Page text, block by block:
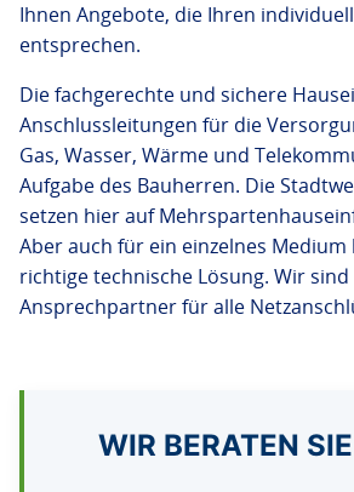
Ihnen Angebote, die Ihren
entsprechen.
Die fachgerechte und sichere
Anschlussleitungen für die
Gas, Wasser, Wärme und
Aufgabe des Bauherren. Die
setzen hier auf
Aber auch für ein einzelnes
richtige technische Lösung. Wir
Ansprechpartner für alle
WIR BERATEN